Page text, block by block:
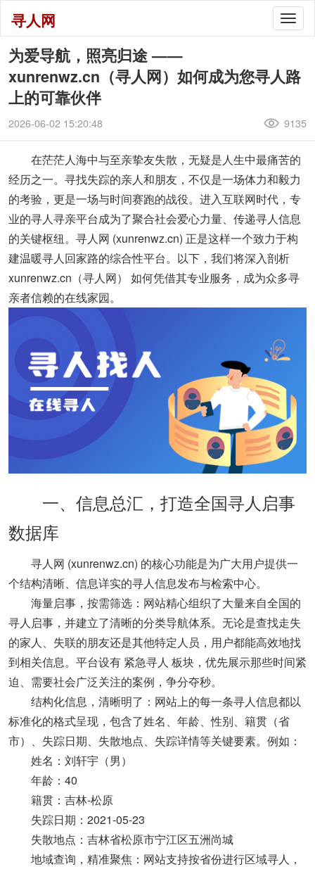
寻人网
‌为爱导航，照亮归途 ——
xunrenwz.cn（寻人网）如何成为您寻人路
上的可靠伙伴
2026-06-02 15:20:48 9135
在茫茫人海中与至亲挚友失散，无疑是人生中最痛苦的
经历之一。寻找失踪的亲人和朋友，不仅是一场体力和毅力
的考验，更是一场与时间赛跑的战役。进入互联网时代，专
业的寻人寻亲平台成为了聚合社会爱心力量、传递寻人信息
的关键枢纽。 寻人网 (xunrenwz.cn) 正是这样一个致力于构
建‌温暖寻人回家路‌的综合性平台。以下，我们将深入剖析
‌xunrenwz.cn（寻人网）‌ 如何凭借其专业服务，成为众多寻
亲者信赖的在线家园。
‌一、信息总汇，打造全国寻人启事
数据库‌
寻人网 (xunrenwz.cn) ‌ 的核心功能是为广大用户提供一
个结构清晰、信息详实的寻人信息发布与检索中心。
‌海量启事，按需筛选‌：网站精心组织了大量来自全国的
寻人启事，并建立了清晰的分类导航体系。无论是查找走失
的家人、失联的朋友还是其他特定人员，用户都能高效地找
到相关信息。平台设有 ‌ 紧急寻人 ‌ 板块，优先展示那些时间紧
迫、需要社会广泛关注的案例，争分夺秒。
‌结构化信息，清晰明了‌：网站上的每一条寻人信息都以
标准化的格式呈现，包含了‌姓名、年龄、性别、籍贯（省
市）、失踪日期、失散地点、失踪详情‌等关键要素。例如：
‌姓名‌：刘轩宇（男）
年龄‌：40
籍贯‌：吉林-松原
失踪日期‌：2021-05-23
失散地点‌：吉林省松原市宁江区五洲尚城
‌地域查询，精准聚焦‌：网站支持按省份进行区域寻人，